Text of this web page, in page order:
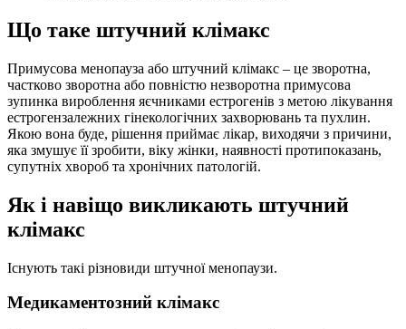
Що таке штучний клімакс
Примусова менопауза або штучний клімакс – це зворотна,
частково зворотна або повністю незворотна примусова
зупинка вироблення яєчниками естрогенів з метою лікування
естрогензалежних гінекологічних захворювань та пухлин.
Якою вона буде, рішення приймає лікар, виходячи з причини,
яка змушує її зробити, віку жінки, наявності протипоказань,
супутніх хвороб та хронічних патологій.
Як і навіщо викликають штучний
клімакс
Існують такі різновиди штучної менопаузи.
Медикаментозний клімакс